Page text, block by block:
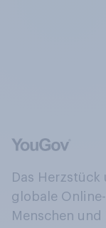
Das Herzstück
globale
Menschen